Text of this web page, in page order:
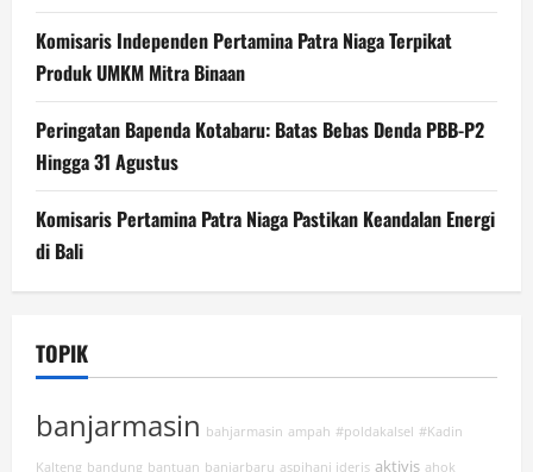
Komisaris Independen Pertamina Patra Niaga Terpikat
Produk UMKM Mitra Binaan
Peringatan Bapenda Kotabaru: Batas Bebas Denda PBB-P2
Hingga 31 Agustus
Komisaris Pertamina Patra Niaga Pastikan Keandalan Energi
di Bali
TOPIK
banjarmasin bahjarmasin ampah #poldakalsel #Kadin
Kalteng bandung bantuan banjarbaru aspihani ideris aktivis ahok